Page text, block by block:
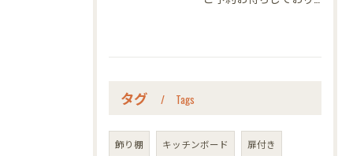
タグ Tags
飾り棚 キッチンボード 扉付き